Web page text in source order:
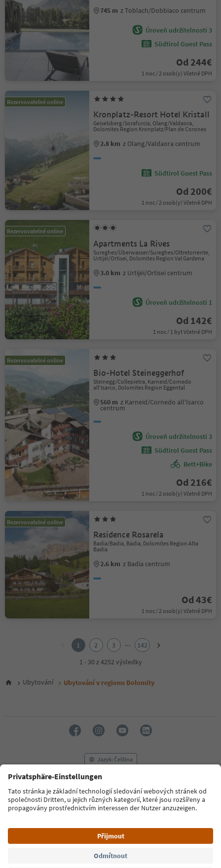
745 m z Toblach/Dobbiaco centrum
Úroveň udržitelnosti 3
Südtirol Guest Pass
Od 244€
1 noc / 2 osob(y) Včetně DPH
Rezervovatelné online
Kronplatz-Resort Hotel Kristall
Geiselsberg/Sorafurcia, Olang/Valdaora,
Dolomites Region Kronplatz/Plan de Corones
2.8 km z Olang/Valdaora centrum
Südtirol Guest Pass
Od 200€
1 noc / 2 osob(y) Včetně DPH
Rezervovatelné online
Apartments La Rives
Sureghes/Überwasser/Sureghes/Oltretorrente,
Urtijëi/Ortisei, Dolomites Region Val Gardena
3.0 km z Urtijëi/Ortisei centrum
Úroveň udržitelnosti 1
Od 142€
1 noc / 1 byt Včetně DPH
Rezervovatelné online
Bio-Hotel Steineggerhof
Steinegg/Collepietra, Karneid/Cornedo
all'Isarco, Dolomites Region Eggental
560 m z Karneid/Cornedo all'Isarco
centrum
Úroveň udržitelnosti 3
Südtirol Guest Pass
Bett+Bike
Od 216€
1 noc / 2 osob(y) Včetně DPH
Rezervovatelné online
Residence Rosarela
Badia/Badia, Badia, Dolomites Region Alta
Badia
2.6 km z Badia centrum
Od 43€
1 noc / 2 osob(y) Včetně DPH
6
16
17
18
19
21
1 2 3 ...
142
1 - 30 z 4252 výsledky
Ubytování Ubytování v regionu Dolomity
Jazyk: Čeština
FAQ Kontaktujte nás Tisk
MICE
Zásady ochrany osobních údajů
Podmínky a ujednání
Tiráž
Prohlášení o přístupnosti